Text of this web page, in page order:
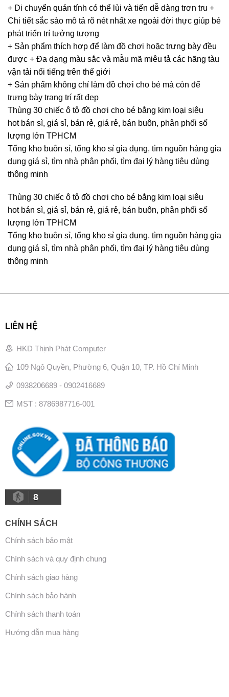
+ Di chuyển quán tính có thể lùi và tiến dễ dàng trơn tru +
Chi tiết sắc sảo mô tả rõ nét nhất xe ngoài đời thực giúp bé
phát triển trí tưởng tượng
+ Sản phẩm thích hợp để làm đồ chơi hoặc trưng bày đều
được + Đa dạng màu sắc và mẫu mã miêu tả các hãng tàu
vận tải nổi tiếng trên thế giới
+ Sản phẩm không chỉ làm đồ chơi cho bé mà còn để
trưng bày trang trí rất đẹp
Thùng 30 chiếc ô tô đồ chơi cho bé bằng kim loại siêu
hot bán sì, giá sỉ, bán rẻ, giá rẻ, bán buôn, phân phối số
lượng lớn TPHCM
Tổng kho buôn sỉ, tổng kho sỉ gia dụng, tìm nguồn hàng gia
dụng giá sỉ, tìm nhà phân phối, tìm đại lý hàng tiêu dùng
thông minh
Thùng 30 chiếc ô tô đồ chơi cho bé bằng kim loại siêu
hot bán sì, giá sỉ, bán rẻ, giá rẻ, bán buôn, phân phối số
lượng lớn TPHCM
Tổng kho buôn sỉ, tổng kho sỉ gia dụng, tìm nguồn hàng gia
dụng giá sỉ, tìm nhà phân phối, tìm đại lý hàng tiêu dùng
thông minh
LIÊN HỆ
HKD Thịnh Phát Computer
109 Ngô Quyền, Phường 6, Quận 10, TP. Hồ Chí Minh
0938206689 - 0902416689
MST : 8786987716-001
8
CHÍNH SÁCH
Chính sách bảo mật
Chính sách và quy định chung
Chính sách giao hàng
Chính sách bảo hành
Chính sách thanh toán
Hướng dẫn mua hàng